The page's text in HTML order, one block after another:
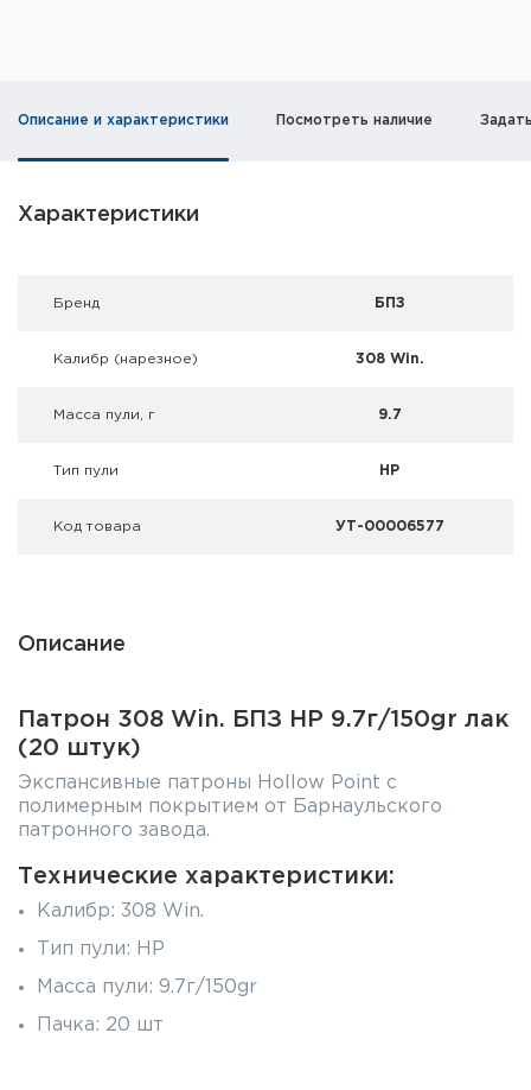
Сигнальные средства
Дартс
Аксессуары
Комплекты
Описание и характеристики Посмотреть наличие
Характеристики
Брeнд БПЗ
Калибр (нарезное) 308 Win.
Масса пули, г 9.7
Тип пули HP
Код товара УТ-00006577
Описание
Патрон 308 Win. БПЗ HP 9.7г/150gr лак
(20 штук)
Экспансивные патроны Hollow Point с
полимерным покрытием от Барнаульского
патронного завода.
Технические характеристики:
Калибр: 308 Win.
Тип пули: HP
Масса пули: 9.7г/150gr
Пачка: 20 шт